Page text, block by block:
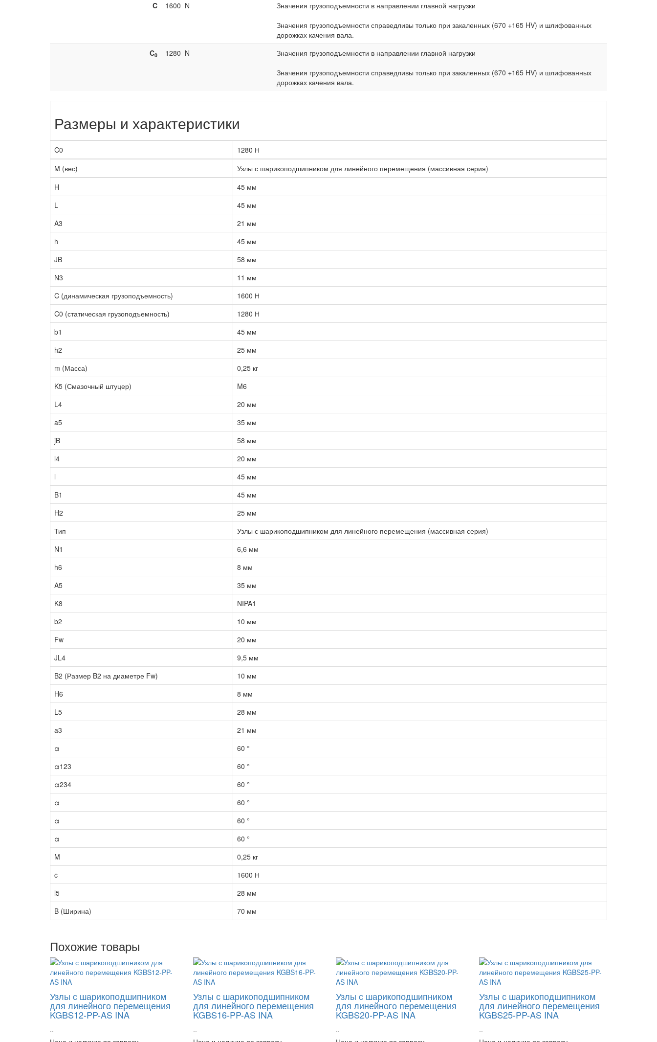
C
1600 N
Значения грузоподъемности в направлении главной нагрузки
Значения грузоподъемности справедливы только при закаленных (670 +165 HV) и шлифованных
дорожках качения вала.
C0 1280 N
Значения грузоподъемности в направлении главной нагрузки
Значения грузоподъемности справедливы только при закаленных (670 +165 HV) и шлифованных
дорожках качения вала.
Размеры и характеристики
C0
1280 Н
M (вес)
Узлы с шарикоподшипником для линейного перемещения (массивная серия)
H
45 мм
L
45 мм
A3
21 мм
h
45 мм
JB
58 мм
N3
11 мм
C (динамическая грузоподъемность)
1600 Н
C0 (статическая грузоподъемность)
1280 Н
b1
45 мм
h2
25 мм
m (Масса)
0,25 кг
K5 (Смазочный штуцер)
M6
L4
20 мм
a5
35 мм
jB
58 мм
l4
20 мм
l
45 мм
B1
45 мм
H2
25 мм
Тип
Узлы с шарикоподшипником для линейного перемещения (массивная серия)
N1
6,6 мм
h6
8 мм
A5
35 мм
K8
NIPA1
b2
10 мм
Fw
20 мм
JL4
9,5 мм
B2 (Размер B2 на диаметре Fw)
10 мм
H6
8 мм
L5
28 мм
a3
21 мм
α
60 °
α123
60 °
α234
60 °
α
60 °
α
60 °
α
60 °
M
0,25 кг
c
1600 Н
l5
28 мм
B (Ширина)
70 мм
Похожие товары
Узлы с шарикоподшипником
для линейного перемещения
KGBS12-PP-AS INA
..
Узлы с шарикоподшипником
для линейного перемещения
KGBS16-PP-AS INA
..
Узлы с шарикоподшипником
для линейного перемещения
KGBS20-PP-AS INA
..
Узлы с шарикоподшипником
для линейного перемещения
KGBS25-PP-AS INA
..